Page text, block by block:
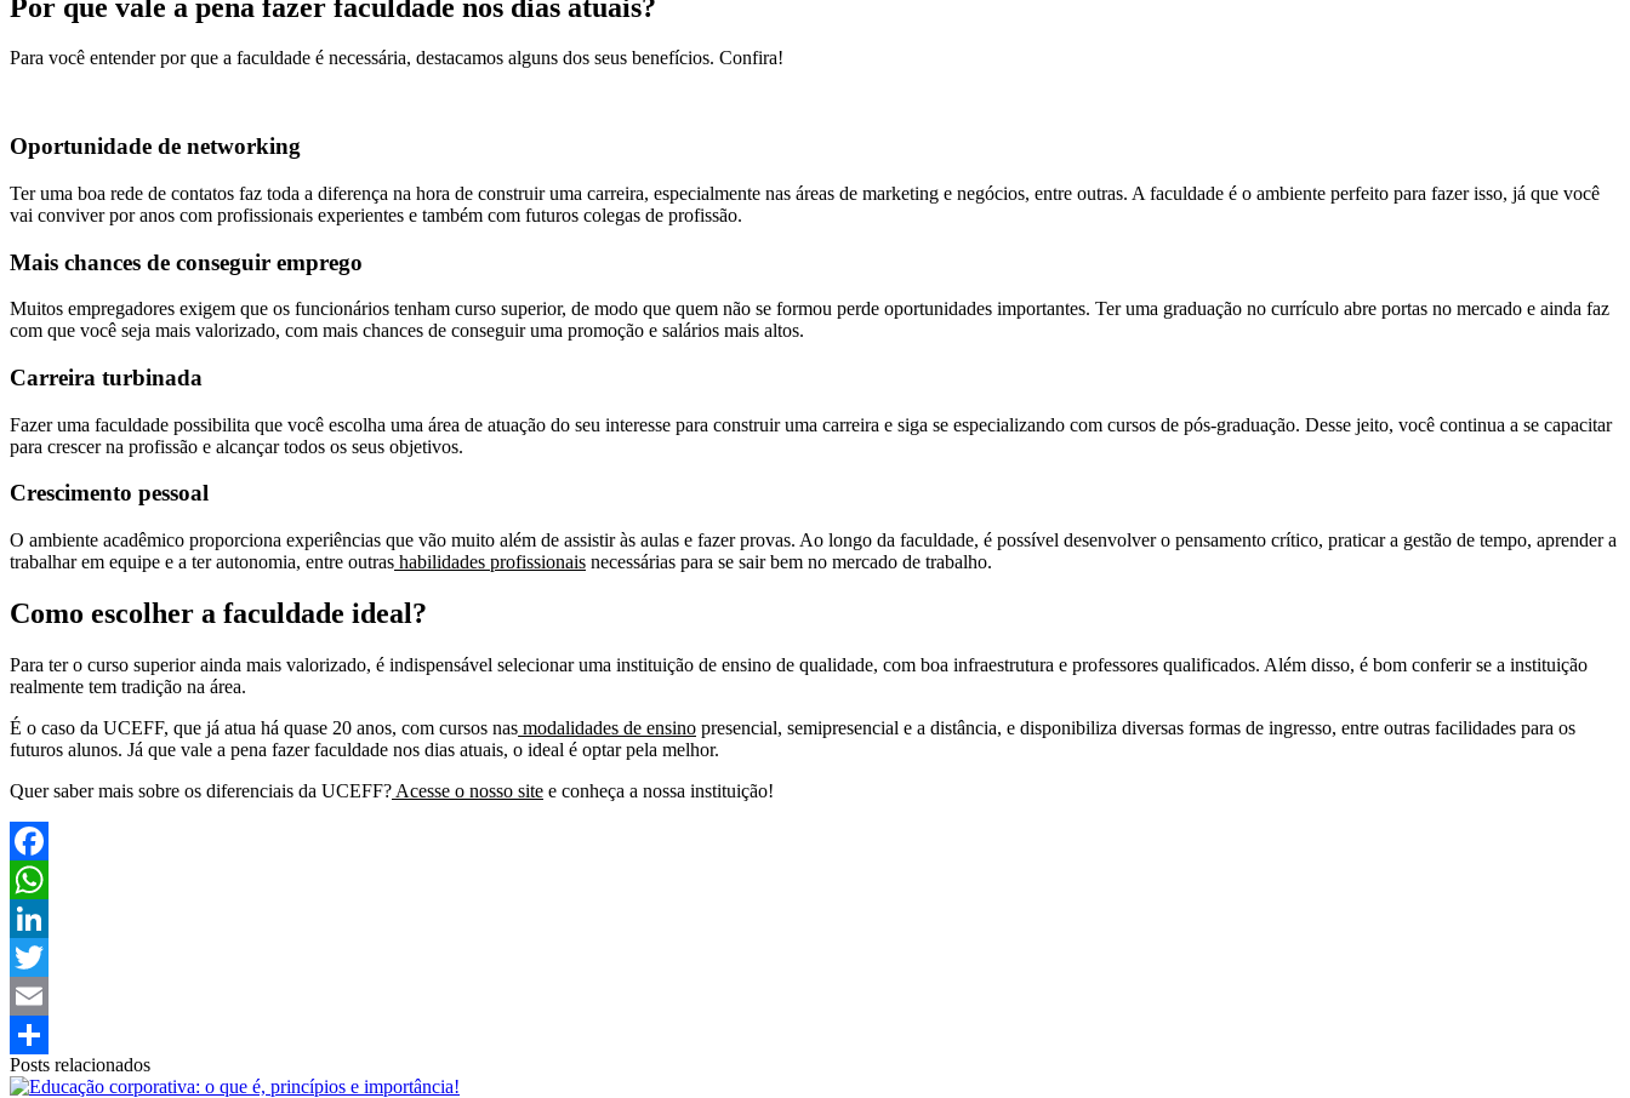
Por que vale a pena fazer faculdade nos dias atuais?
Para você entender por que a faculdade é necessária, destacamos alguns dos seus benefícios. Confira!
Oportunidade de networking
Ter uma boa rede de contatos faz toda a diferença na hora de construir uma carreira, especialmente nas áreas de marketing e negócios, entre outras. A faculdade é o ambiente perfeito para fazer isso, já que você
vai conviver por anos com profissionais experientes e também com futuros colegas de profissão.
Mais chances de conseguir emprego
Muitos empregadores exigem que os funcionários tenham curso superior, de modo que quem não se formou perde oportunidades importantes. Ter uma graduação no currículo abre portas no mercado e ainda faz
com que você seja mais valorizado, com mais chances de conseguir uma promoção e salários mais altos.
Carreira turbinada
Fazer uma faculdade possibilita que você escolha uma área de atuação do seu interesse para construir uma carreira e siga se especializando com cursos de pós-graduação. Desse jeito, você continua a se capacitar
para crescer na profissão e alcançar todos os seus objetivos.
Crescimento pessoal
O ambiente acadêmico proporciona experiências que vão muito além de assistir às aulas e fazer provas. Ao longo da faculdade, é possível desenvolver o pensamento crítico, praticar a gestão de tempo, aprender a
trabalhar em equipe e a ter autonomia, entre outras habilidades profissionais necessárias para se sair bem no mercado de trabalho.
Como escolher a faculdade ideal?
Para ter o curso superior ainda mais valorizado, é indispensável selecionar uma instituição de ensino de qualidade, com boa infraestrutura e professores qualificados. Além disso, é bom conferir se a instituição
realmente tem tradição na área.
É o caso da UCEFF, que já atua há quase 20 anos, com cursos nas modalidades de ensino presencial, semipresencial e a distância, e disponibiliza diversas formas de ingresso, entre outras facilidades para os
futuros alunos. Já que vale a pena fazer faculdade nos dias atuais, o ideal é optar pela melhor.
Quer saber mais sobre os diferenciais da UCEFF? Acesse o nosso site e conheça a nossa instituição!
Facebook
WhatsApp
LinkedIn
Twitter
Email
Share
Posts relacionados